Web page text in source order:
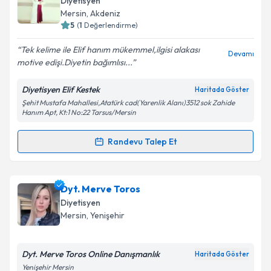
takvim hazırlandığında e-posta ile bilgilendireceğiz.
Kişisel verilerimin işlenmesine ilişkin
Aydınlatma
Metni'ni okudum ve kişisel verilerimin belirtilen
kapsamda işlenmesini kabul ediyorum.
Takvim Talebini Gönder
Mersin, Akdeniz
5 (1 Değerlendirme)
Tek kelime ile Elif hanım mükemmel,ilgisi alakası
motive edişi.Diyetin bağımlısı...
Devamı
Diyetisyen Elif Kestek Haritada Göster
Şehit Mustafa Mahallesi,Atatürk cad(Yarenlik Alanı)3512 sok Zahide
Hanım Apt, Kt:1 No:22 Tarsus/Mersin
Randevu Talep Et
Randevu Takvimi Talebi
Dyt. Elif Kestek Özeriçin randevu takvimi talebi
oluşturun. Size bu uzmandan randevu almanız için bir
takvim hazırlandığında e-posta ile bilgilendireceğiz.
Dyt. Merve Toros
Diyetisyen
Mersin, Yenişehir
Dyt. Merve Toros Online Danışmanlık Haritada Göster
Yenişehir Mersin